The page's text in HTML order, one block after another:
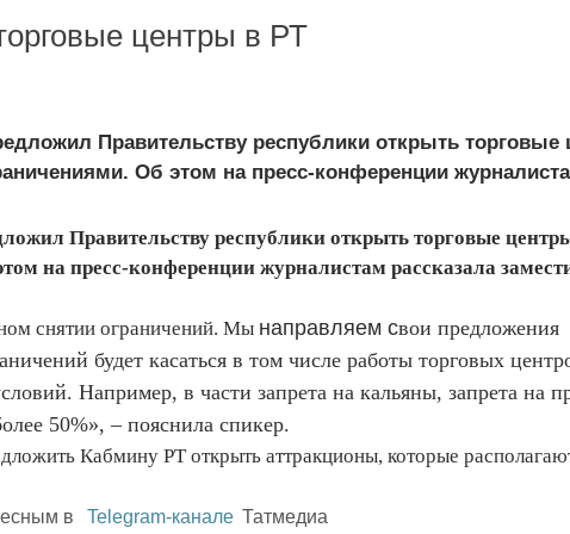
центры в РТ
Правительству республики открыть торговые
Об этом на пресс-конференции
Правительству республики открыть торговые
на пресс-конференции журналистам рассказала
снятии ограничений. Мы направляем свои предложения
будет касаться в том числе работы торговых
Например, в части запрета на кальяны, запрета на
50%», – пояснила спикер.
Кабмину РТ открыть аттракционы, которые
в Telegram-канале Татмедиа